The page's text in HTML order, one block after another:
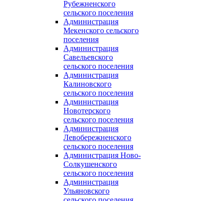
Рубежненского
сельского поселения
Администрация
Мекенского сельского
поселения
Администрация
Савельевского
сельского поселения
Администрация
Калиновского
сельского поселения
Администрация
Новотерского
сельского поселения
Администрация
Левобережненского
сельского поселения
Администрация Ново-
Солкушенского
сельского поселения
Администрация
Ульяновского